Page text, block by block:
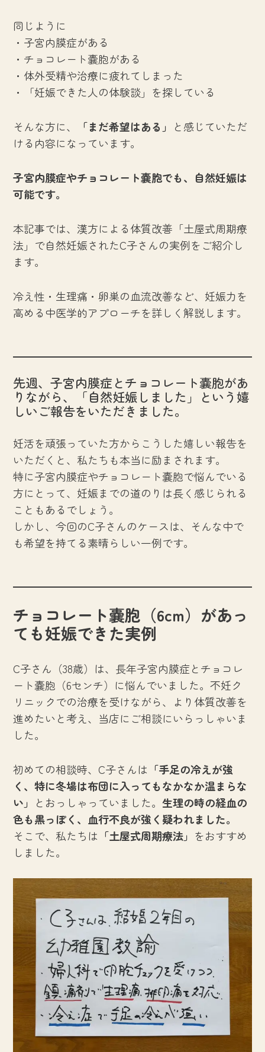
同じように
・子宮内膜症がある
・チョコレート嚢胞がある
・体外受精や治療に疲れてしまった
・「妊娠できた人の体験談」を探している
そんな方に、 「まだ希望はある」 と感じていただ
ける内容になっています。
子宮内膜症やチョコレート嚢胞でも、自然妊娠は
可能です。
本記事では、漢方による体質改善「土屋式周期療
法」で自然妊娠されたC子さんの実例をご紹介し
ます。
冷え性・生理痛・卵巣の血流改善など、妊娠力を
高める中医学的アプローチを詳しく解説します。
先週、子宮内膜症とチョコレート嚢胞があ
りながら、「自然妊娠しました」という嬉
しいご報告をいただきました。
妊活を頑張っていた方からこうした嬉しい報告を
いただくと、私たちも本当に励まされます。
特に子宮内膜症やチョコレート嚢胞で悩んでいる
方にとって、妊娠までの道のりは長く感じられる
こともあるでしょう。
しかし、今回のC子さんのケースは、そんな中で
も希望を持てる素晴らしい一例です。
チョコレート嚢胞（6cm）があっ
ても妊娠できた実例
C子さん（38歳）は、長年子宮内膜症とチョコレ
ート嚢胞（6センチ）に悩んでいました。不妊ク
リニックでの治療を受けながら、より体質改善を
進めたいと考え、当店にご相談にいらっしゃいま
した。
初めての相談時、C子さんは 「手足の冷えが強
く、特に冬場は布団に入ってもなかなか温まらな
い」 とおっしゃっていました。生理の時の経血の
色も黒っぽく、血行不良が強く疑われました。
そこで、私たちは 「土屋式周期療法」 をおすすめ
しました。